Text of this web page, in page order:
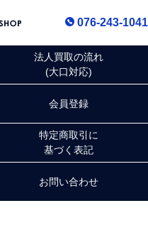
076-243-1041
法人買取の流れ
(大口対応)
会員登録
特定商取引に
基づく表記
お問い合わせ